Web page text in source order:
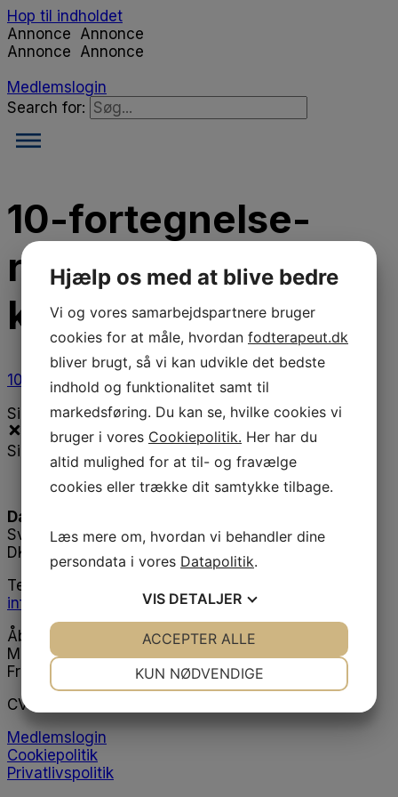
Hop til indholdet
Annonce Annonce
Annonce Annonce
Medlemslogin
Search for:
10-fortegnelse-
risikoanalyse-og-
kontroller-140420
10-fortegnelse-risikoanalyse-og-kontroller-140420
Sidebar
Sidebar
Danske Fodterapeuter
Svend Aukens Plads 11, 2. sal
DK-2300 København S
Telefon
info@fodterapeut.dk
Åbningstider
Man-tors 9.30 - 15.00
Fredag 9.00 - 14.00
CVR:
Medlemslogin
Cookiepolitik
Privatlivspolitik
Hjælp os med at blive bedre
Vi og vores samarbejdspartnere bruger
cookies for at måle, hvordan fodterapeut.dk
bliver brugt, så vi kan udvikle det bedste
indhold og funktionalitet samt til
markedsføring. Du kan se, hvilke cookies vi
bruger i vores Cookiepolitik. Her har du
altid mulighed for at til- og fravælge
cookies eller trække dit samtykke tilbage.
Læs mere om, hvordan vi behandler dine
persondata i vores Datapolitik.
VIS DETALJER
NEJ JA
KUN NØDVENDIGE
ACCEPTER ALLE